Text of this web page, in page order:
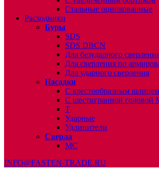
Стальные оцинкованные
Расходники
Буры
SDS
SDS DBCN
Для безударного
Для сверления по
Для ударного сверления
Насадки
С крестообразным шлицем
С шестигранной головой
T
Ударные
Удлинители
Сверла
МС
INFO@FASTEN-TRADE.RU